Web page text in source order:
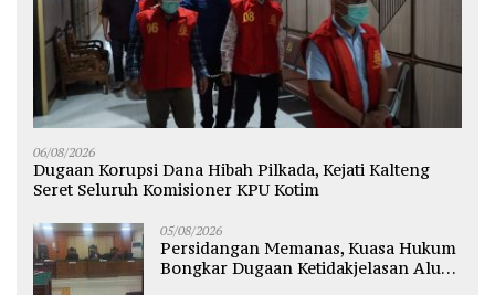
06/08/2026
Dugaan Korupsi Dana Hibah Pilkada, Kejati Kalteng
Seret Seluruh Komisioner KPU Kotim
05/08/2026
Persidangan Memanas, Kuasa Hukum
Bongkar Dugaan Ketidakjelasan Alur